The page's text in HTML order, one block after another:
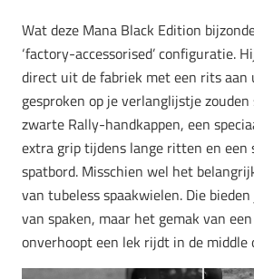
Wat deze Mana Black Edition
‘factory-accessorised’ configuratie.
direct uit de fabriek met een rits aan
gesproken op je verlanglijstje zouden
zwarte Rally-handkappen, een
extra grip tijdens lange ritten en een
spatbord. Misschien wel het
van tubeless spaakwielen. Die
van spaken, maar het gemak van
onverhoopt een lek rijdt in de middle